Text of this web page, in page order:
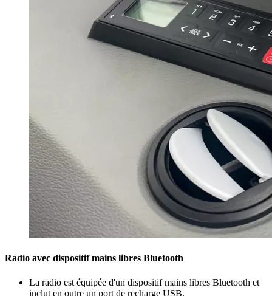
Radio avec dispositif mains libres Bluetooth
La radio est équipée d'un dispositif mains libres Bluetooth et
inclut en outre un port de recharge USB.